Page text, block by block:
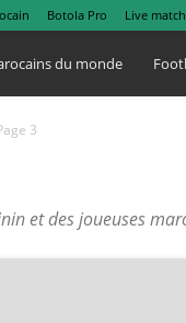
Botola Pro Live
du monde
3
et des joueuses